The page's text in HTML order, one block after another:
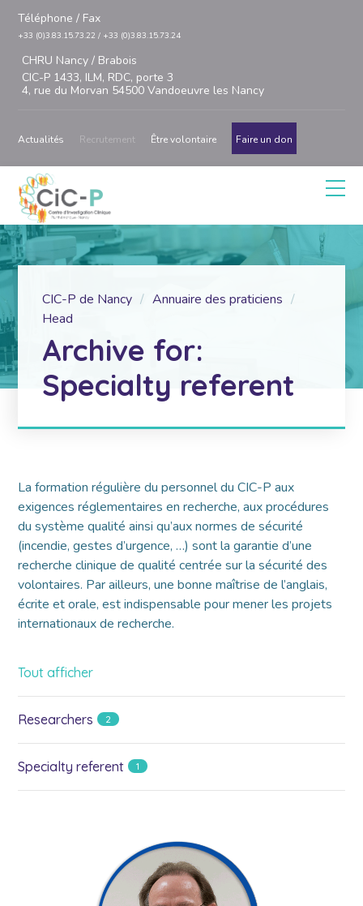
Téléphone / Fax
+33 (0)3.83.15.73.22 / +33 (0)3.83.15.73.24
CHRU Nancy / Brabois
CIC-P 1433, ILM, RDC, porte 3
4, rue du Morvan 54500 Vandoeuvre les Nancy
Actualités Recrutement Être volontaire Faire un don
CIC-P de Nancy
Annuaire des praticiens
Head
Archive for:
Specialty referent
La formation régulière du personnel du CIC-P aux
exigences réglementaires en recherche, aux procédures
du système qualité ainsi qu’aux normes de sécurité
(incendie, gestes d’urgence, …) sont la garantie d’une
recherche clinique de qualité centrée sur la sécurité des
volontaires. Par ailleurs, une bonne maîtrise de l’anglais,
écrite et orale, est indispensable pour mener les projets
internationaux de recherche.
Tout afficher
Researchers 2
Specialty referent 1